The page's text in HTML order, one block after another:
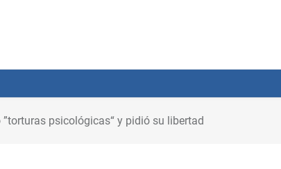
psicológicas“ y pidió su libertad